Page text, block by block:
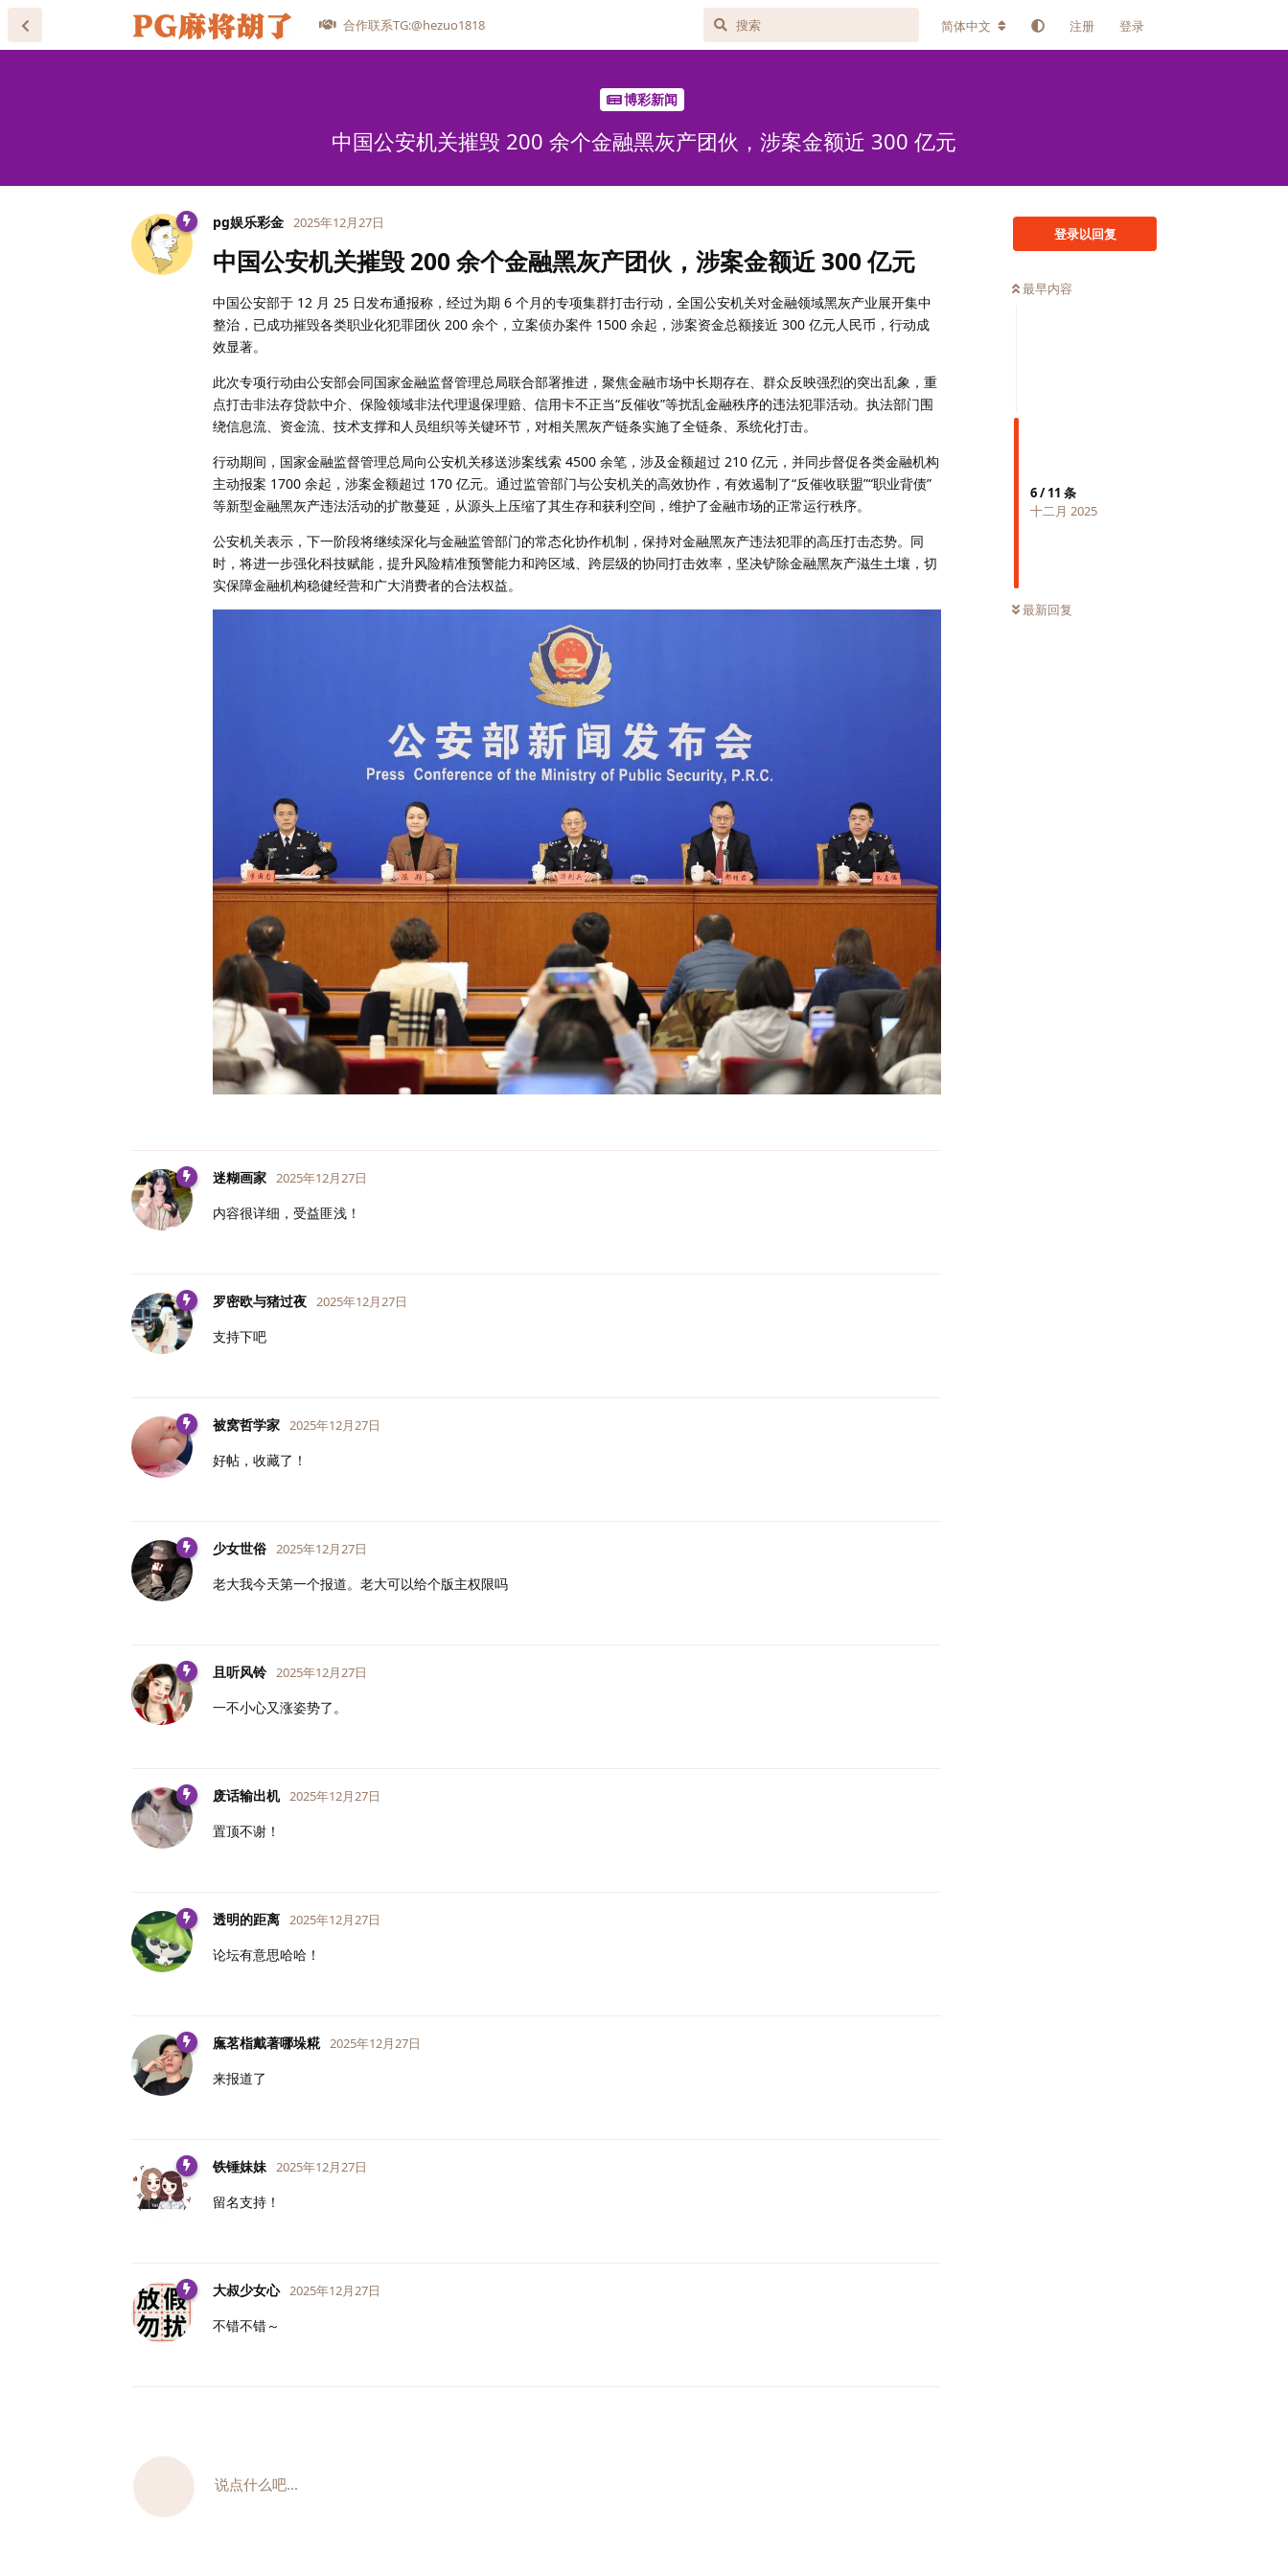
合作联系TG:@hezuo1818 简体中文 注册 登录
博彩新闻
中国公安机关摧毁 200 余个金融黑灰产团伙，涉案金额近 300 亿元
登录以回复
最早内容
6/11 条
十二月 2025
最新回复
pg娱乐彩金 2025年12月27日
中国公安机关摧毁 200 余个金融黑灰产团伙，涉案金额近 300 亿元
中国公安部于 12 月 25 日发布通报称，经过为期 6 个月的专项集群打击行动，全国公安机关对金融领域黑灰产业展开集中
整治，已成功摧毁各类职业化犯罪团伙 200 余个，立案侦办案件 1500 余起，涉案资金总额接近 300 亿元人民币，行动成
效显著。
此次专项行动由公安部会同国家金融监督管理总局联合部署推进，聚焦金融市场中长期存在、群众反映强烈的突出乱象，重
点打击非法存贷款中介、保险领域非法代理退保理赔、信用卡不正当“反催收”等扰乱金融秩序的违法犯罪活动。执法部门围
绕信息流、资金流、技术支撑和人员组织等关键环节，对相关黑灰产链条实施了全链条、系统化打击。
行动期间，国家金融监督管理总局向公安机关移送涉案线索 4500 余笔，涉及金额超过 210 亿元，并同步督促各类金融机构
主动报案 1700 余起，涉案金额超过 170 亿元。通过监管部门与公安机关的高效协作，有效遏制了“反催收联盟”“职业背债”
等新型金融黑灰产违法活动的扩散蔓延，从源头上压缩了其生存和获利空间，维护了金融市场的正常运行秩序。
公安机关表示，下一阶段将继续深化与金融监管部门的常态化协作机制，保持对金融黑灰产违法犯罪的高压打击态势。同
时，将进一步强化科技赋能，提升风险精准预警能力和跨区域、跨层级的协同打击效率，坚决铲除金融黑灰产滋生土壤，切
实保障金融机构稳健经营和广大消费者的合法权益。
迷糊画家 2025年12月27日
内容很详细，受益匪浅！
罗密欧与猪过夜 2025年12月27日
支持下吧
被窝哲学家 2025年12月27日
好帖，收藏了！
少女世俗 2025年12月27日
老大我今天第一个报道。老大可以给个版主权限吗
且听风铃 2025年12月27日
一不小心又涨姿势了。
废话输出机 2025年12月27日
置顶不谢！
透明的距离 2025年12月27日
论坛有意思哈哈！
廡茗栺戴著哪垛糀 2025年12月27日
来报道了
铁锤妹妹 2025年12月27日
留名支持！
大叔少女心 2025年12月27日
不错不错～
说点什么吧...